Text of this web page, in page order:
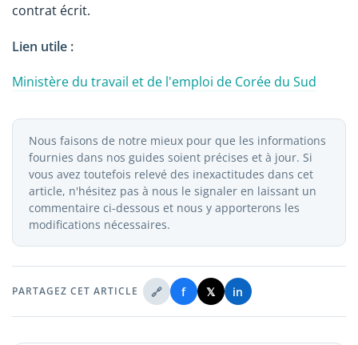
contrat écrit.
Lien utile :
Ministère du travail et de l'emploi de Corée du Sud
Nous faisons de notre mieux pour que les informations
fournies dans nos guides soient précises et à jour. Si
vous avez toutefois relevé des inexactitudes dans cet
article, n'hésitez pas à nous le signaler en laissant un
commentaire ci-dessous et nous y apporterons les
modifications nécessaires.
PARTAGEZ CET ARTICLE 🔗 f 𝕏 in